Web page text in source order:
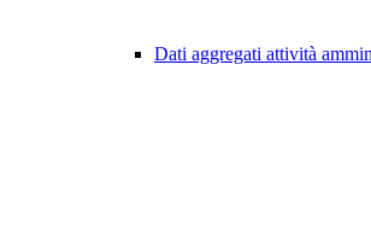
Dati aggregati attività